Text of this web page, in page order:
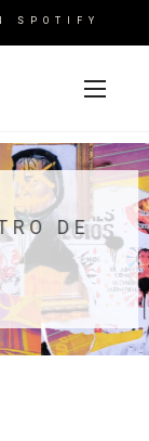
SPOTIFY
DE